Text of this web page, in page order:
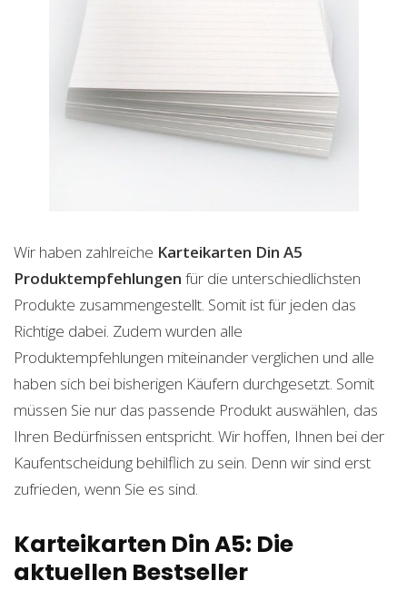
Wir haben zahlreiche Karteikarten Din A5
Produktempfehlungen für die unterschiedlichsten
Produkte zusammengestellt. Somit ist für jeden das
Richtige dabei. Zudem wurden alle
Produktempfehlungen miteinander verglichen und alle
haben sich bei bisherigen Käufern durchgesetzt. Somit
müssen Sie nur das passende Produkt auswählen, das
Ihren Bedürfnissen entspricht. Wir hoffen, Ihnen bei der
Kaufentscheidung behilflich zu sein. Denn wir sind erst
zufrieden, wenn Sie es sind.
Karteikarten Din A5: Die
aktuellen Bestseller